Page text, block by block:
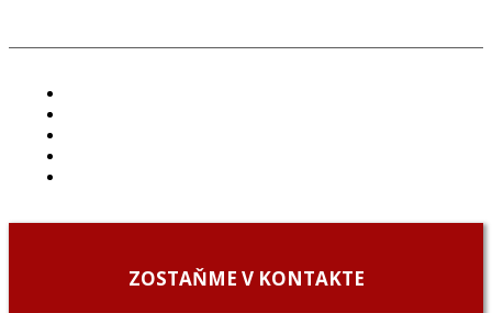
ZOSTAŇME V KONTAKTE